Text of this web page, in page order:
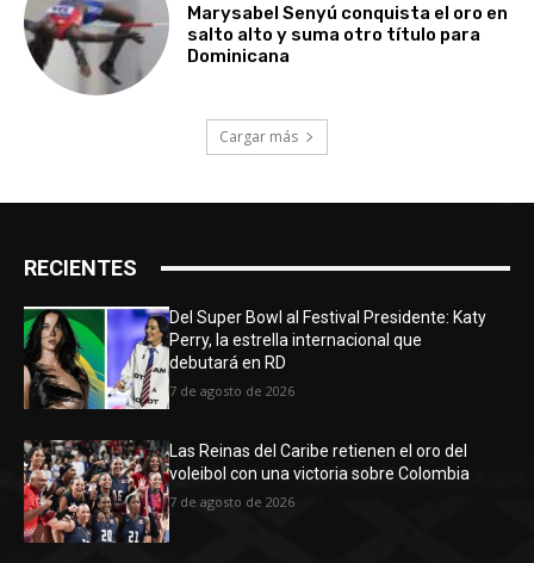
Marysabel Senyú conquista el oro en
salto alto y suma otro título para
Dominicana
Cargar más
RECIENTES
Del Super Bowl al Festival Presidente: Katy
Perry, la estrella internacional que
debutará en RD
7 de agosto de 2026
Las Reinas del Caribe retienen el oro del
voleibol con una victoria sobre Colombia
7 de agosto de 2026